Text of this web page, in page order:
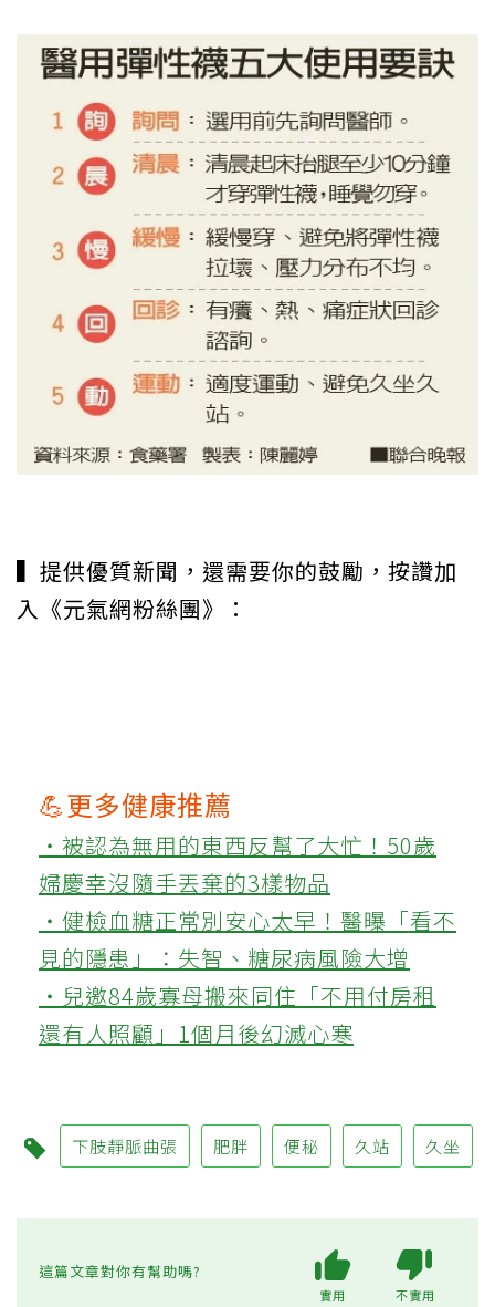
▍提供優質新聞，還需要你的鼓勵，按讚加
入《元氣網粉絲團》：
💪更多健康推薦
‧被認為無用的東西反幫了大忙！50歲
婦慶幸沒隨手丟棄的3樣物品
‧健檢血糖正常別安心太早！醫曝「看不
見的隱患」：失智、糖尿病風險大增
‧兒邀84歲寡母搬來同住「不用付房租
還有人照顧」1個月後幻滅心寒
下肢靜脈曲張 肥胖 便秘 久站 久坐
這篇文章對你有幫助嗎?
實用 不實用